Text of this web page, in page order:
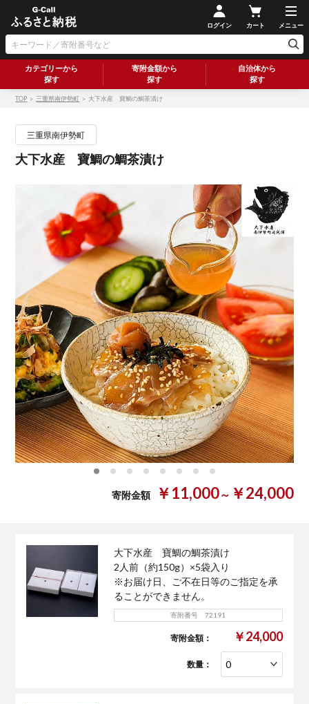
ログイン カート メニュー
カテゴリーから
探す
寄附金額から
探す
自治体から
探す
TOP ＞ 三重県南伊勢町 ＞ 大下水産 寶鯛の鯛茶漬け
三重県南伊勢町
大下水産 寶鯛の鯛茶漬け
寄附金額 ￥11,000～ ￥24,000
大下水産 寶鯛の鯛茶漬け
2人前（約150g）×5袋入り
※お届け日、ご不在日等のご指定を承
ることができません。
寄附番号 72191
寄附金額： ￥24,000
数量：